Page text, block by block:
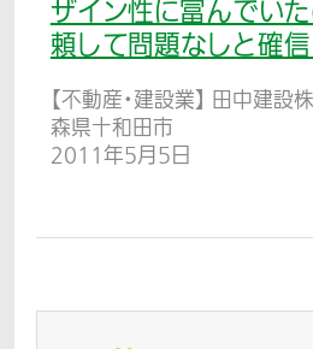
ザイン性に富んでい
頼して問題なしと確信
【不動産・建設業】 田中建
森県十和田市
2011年5月5日